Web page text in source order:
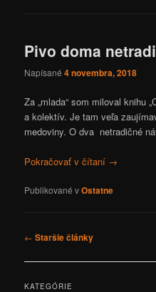
Pivo doma
Napísané4 novembra, 2018
Za „mlada“ som miloval knihu
a kolektív. Je tam veľa
medoviny. O dva netradičné
Pokračovať v čítaní →
Publikované vOstatne
Navigácia
← Staršie články
KATEGÓRIE